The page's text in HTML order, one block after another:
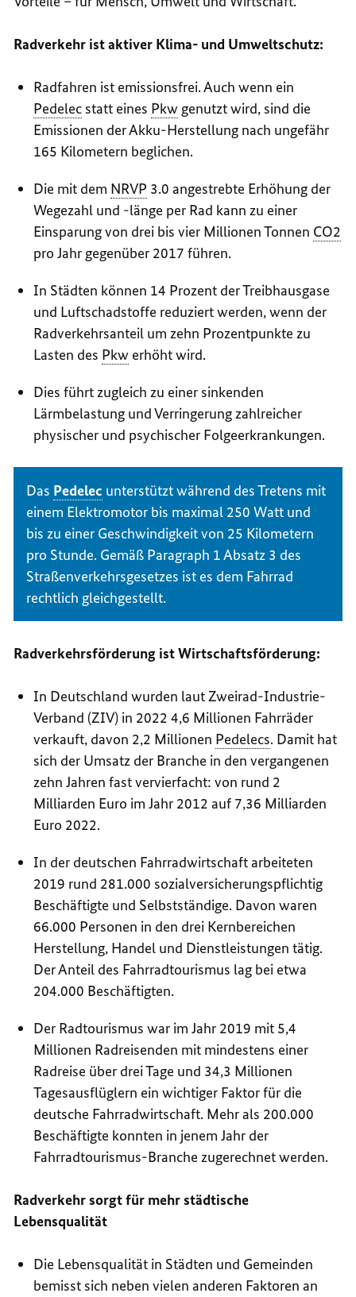
Radverkehr ist aktiver Klima- und Umweltschutz:
Radfahren ist emissionsfrei. Auch wenn ein
Pedelec statt eines Pkw genutzt wird, sind die
Emissionen der Akku-Herstellung nach ungefähr
165 Kilometern beglichen.
Die mit dem NRVP 3.0 angestrebte Erhöhung der
Wegezahl und -länge per Rad kann zu einer
Einsparung von drei bis vier Millionen Tonnen CO2
pro Jahr gegenüber 2017 führen.
In Städten können 14 Prozent der Treibhausgase
und Luftschadstoffe reduziert werden, wenn der
Radverkehrsanteil um zehn Prozentpunkte zu
Lasten des Pkw erhöht wird.
Dies führt zugleich zu einer sinkenden
Lärmbelastung und Verringerung zahlreicher
physischer und psychischer Folgeerkrankungen.
Das Pedelec unterstützt während des Tretens mit
einem Elektromotor bis maximal 250 Watt und
bis zu einer Geschwindigkeit von 25 Kilometern
pro Stunde. Gemäß Paragraph 1 Absatz 3 des
Straßenverkehrsgesetzes ist es dem Fahrrad
rechtlich gleichgestellt.
Radverkehrsförderung ist Wirtschaftsförderung:
In Deutschland wurden laut Zweirad-Industrie-
Verband (ZIV) in 2022 4,6 Millionen Fahrräder
verkauft, davon 2,2 Millionen Pedelecs. Damit hat
sich der Umsatz der Branche in den vergangenen
zehn Jahren fast vervierfacht: von rund 2
Milliarden Euro im Jahr 2012 auf 7,36 Milliarden
Euro 2022.
In der deutschen Fahrradwirtschaft arbeiteten
2019 rund 281.000 sozialversicherungspflichtig
Beschäftigte und Selbstständige. Davon waren
66.000 Personen in den drei Kernbereichen
Herstellung, Handel und Dienstleistungen tätig.
Der Anteil des Fahrradtourismus lag bei etwa
204.000 Beschäftigten.
Der Radtourismus war im Jahr 2019 mit 5,4
Millionen Radreisenden mit mindestens einer
Radreise über drei Tage und 34,3 Millionen
Tagesausflüglern ein wichtiger Faktor für die
deutsche Fahrradwirtschaft. Mehr als 200.000
Beschäftigte konnten in jenem Jahr der
Fahrradtourismus-Branche zugerechnet werden.
Radverkehr sorgt für mehr städtische
Lebensqualität
Die Lebensqualität in Städten und Gemeinden
bemisst sich neben vielen anderen Faktoren an